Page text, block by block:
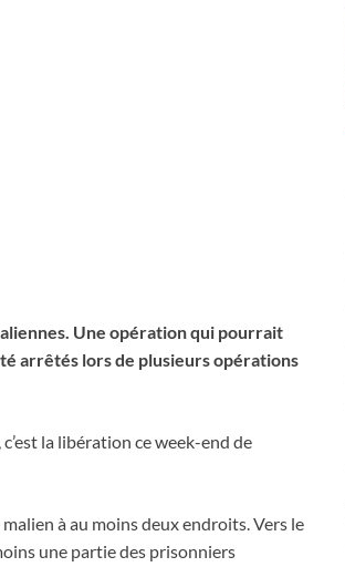
Une opération qui pourrait
arrêtés lors de plusieurs opérations
la libération ce week-end de
à au moins deux endroits. Vers le
une partie des prisonniers